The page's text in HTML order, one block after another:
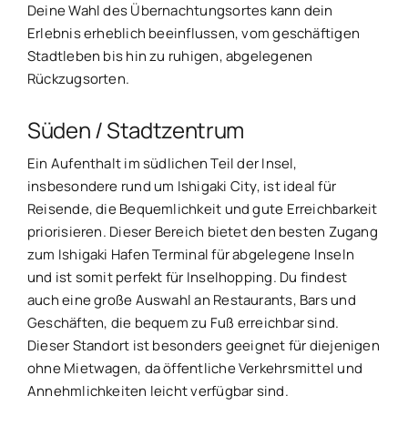
Deine Wahl des Übernachtungsortes kann dein
Erlebnis erheblich beeinflussen, vom geschäftigen
Stadtleben bis hin zu ruhigen, abgelegenen
Rückzugsorten.
Süden / Stadtzentrum
Ein Aufenthalt im südlichen Teil der Insel,
insbesondere rund um Ishigaki City, ist ideal für
Reisende, die Bequemlichkeit und gute Erreichbarkeit
priorisieren. Dieser Bereich bietet den besten Zugang
zum Ishigaki Hafen Terminal für abgelegene Inseln
und ist somit perfekt für Inselhopping. Du findest
auch eine große Auswahl an Restaurants, Bars und
Geschäften, die bequem zu Fuß erreichbar sind.
Dieser Standort ist besonders geeignet für diejenigen
ohne Mietwagen, da öffentliche Verkehrsmittel und
Annehmlichkeiten leicht verfügbar sind.